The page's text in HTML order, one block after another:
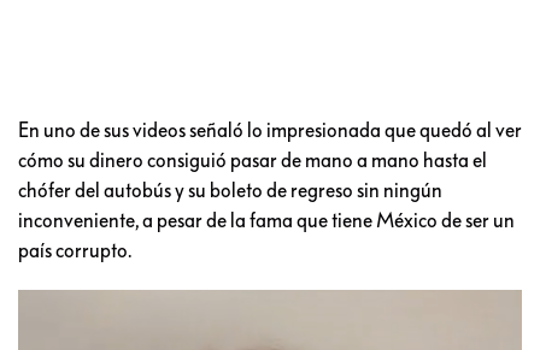
En uno de sus videos señaló lo impresionada que quedó al ver
cómo su dinero consiguió pasar de mano a mano hasta el
chófer del autobús y su boleto de regreso sin ningún
inconveniente, a pesar de la fama que tiene México de ser un
país corrupto.